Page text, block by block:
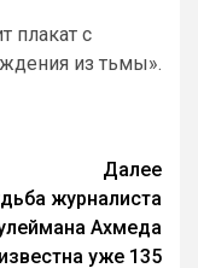
плакат с
из тьмы».
Далее
журналиста
Ахмеда
уже 135